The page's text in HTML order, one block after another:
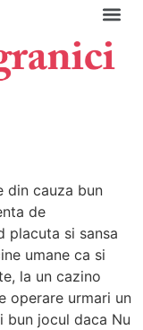
din cauza bun
de
placuta si sansa
umane ca si
la un cazino
operare urmari un
bun jocul daca Nu